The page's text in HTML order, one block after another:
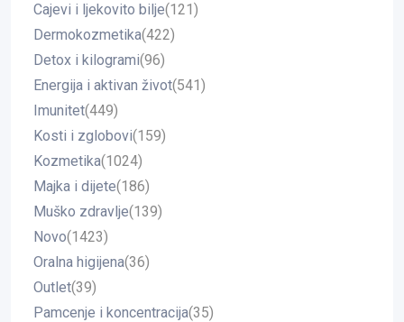
Cajevi i ljekovito bilje(121)
Dermokozmetika(422)
Detox i kilogrami(96)
Energija i aktivan život(541)
Imunitet(449)
Kosti i zglobovi(159)
Kozmetika(1024)
Majka i dijete(186)
Muško zdravlje(139)
Novo(1423)
Oralna higijena(36)
Outlet(39)
Pamcenje i koncentracija(35)